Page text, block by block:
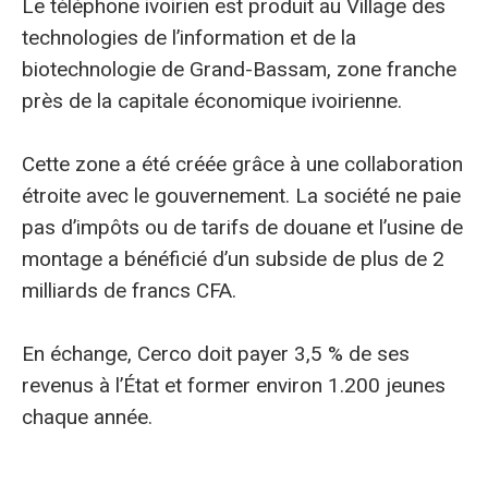
Le téléphone ivoirien est produit au Village des
technologies de l’information et de la
biotechnologie de Grand-Bassam, zone franche
près de la capitale économique ivoirienne.
Cette zone a été créée grâce à une collaboration
étroite avec le gouvernement. La société ne paie
pas d’impôts ou de tarifs de douane et l’usine de
montage a bénéficié d’un subside de plus de 2
milliards de francs CFA.
En échange, Cerco doit payer 3,5 % de ses
revenus à l’État et former environ 1.200 jeunes
chaque année.